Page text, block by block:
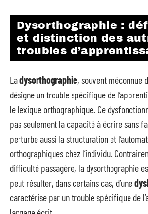
Dysorthographie :
et distinction des
troubles
Ladysorthographie, souvent méconnue
désigne un trouble spécifique de
le lexique orthographique. Ce
pas seulement la capacité à écrire sans
perturbe aussi la structuration et
orthographiques chez l’individu.
difficulté passagère, la dysorthographie
peut résulter, dans certains cas, d’une
caractérise par un trouble spécifique de